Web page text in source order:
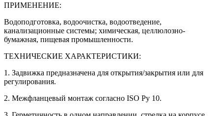
ПРИМЕНЕНИЕ:
Водоподготовка, водоочистка, водоотведение,
канализационные системы; химическая, целлюлозно-
бумажная, пищевая промышленности.
ТЕХНИЧЕСКИЕ ХАРАКТЕРИСТИКИ:
1. Задвижка предназначена для открытия/закрытия или для
регулирования.
2. Межфланцевый монтаж согласно ISO Ру 10.